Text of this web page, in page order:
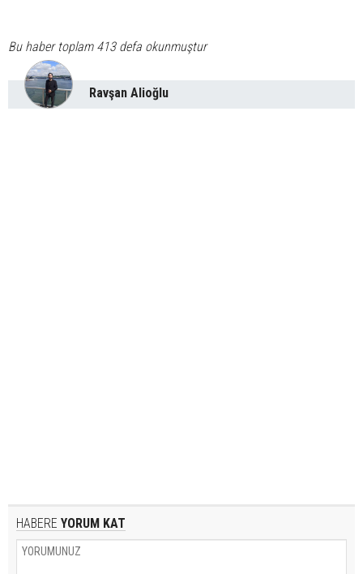
Bu haber toplam 413 defa okunmuştur
Ravşan Alioğlu
HABERE YORUM KAT